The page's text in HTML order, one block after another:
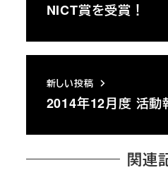
NICT賞を受賞！
新しい投稿
2014年12月度 活動
関連